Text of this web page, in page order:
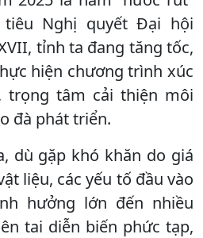
Nghị quyết Đại hội
tỉnh ta đang tăng tốc,
hiện chương trình xúc
trọng tâm cải thiện môi
đà phát triển.
dù gặp khó khăn do giá
liệu, các yếu tố đầu vào
hưởng lớn đến nhiều
tai diễn biến phức tạp,